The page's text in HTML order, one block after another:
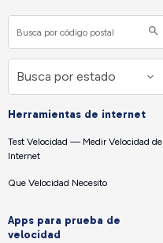
Herramientas de internet
Test Velocidad — Medir Velocidad de
Internet
Que Velocidad Necesito
Apps para prueba de
velocidad